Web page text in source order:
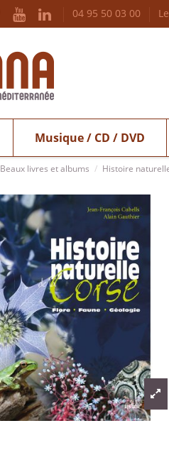
04 95 50 03 00
Musique / CD / DVD
Beaux livres et albums Histoire